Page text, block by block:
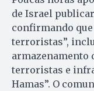
de Israel
confirmando
terroristas”,
armazenamento
terroristas e
Hamas”. O